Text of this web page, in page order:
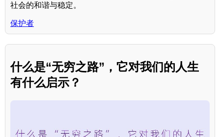
社会的和谐与稳定。
保护者
什么是“无穷之路”，它对我们的人生
有什么启示？